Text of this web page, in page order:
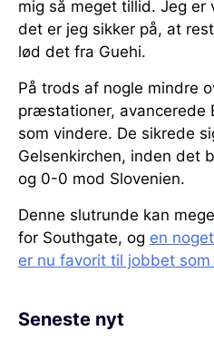
mig så meget tillid. Jeg er
det er jeg sikker på, at
lød det fra Guehi.
På trods af nogle mindre
præstationer, avancerede
som vindere. De sikrede
Gelsenkirchen, inden det
og 0-0 mod Slovenien.
Denne slutrunde kan
for Southgate, og en
er nu favorit til jobbet
Seneste nyt